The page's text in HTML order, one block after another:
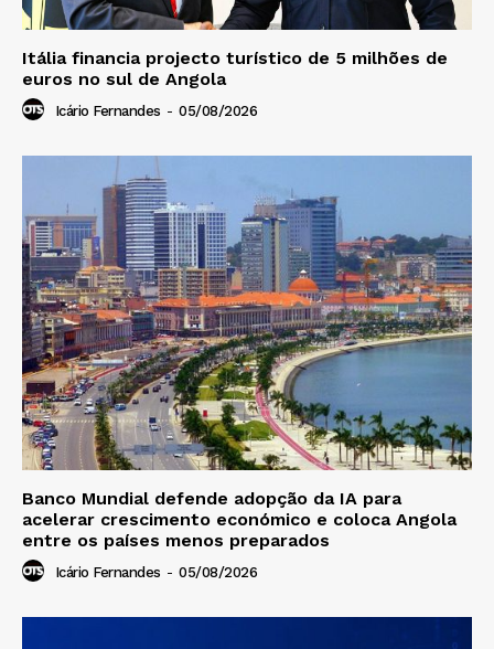
Itália financia projecto turístico de 5 milhões de
euros no sul de Angola
Icário Fernandes - 05/08/2026
Banco Mundial defende adopção da IA para
acelerar crescimento económico e coloca Angola
entre os países menos preparados
Icário Fernandes - 05/08/2026